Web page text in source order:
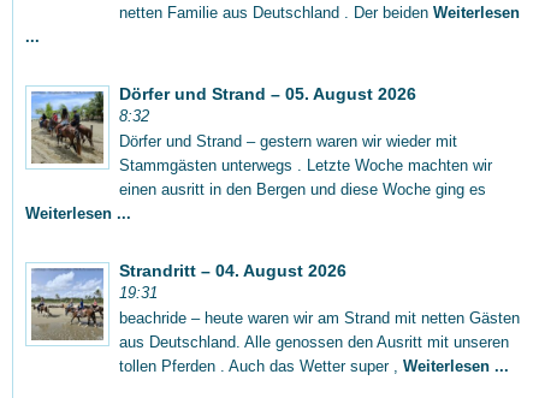
netten Familie aus Deutschland . Der beiden Weiterlesen
...
Dörfer und Strand – 05. August 2026
8:32
Dörfer und Strand – gestern waren wir wieder mit
Stammgästen unterwegs . Letzte Woche machten wir
einen ausritt in den Bergen und diese Woche ging es
Weiterlesen ...
Strandritt – 04. August 2026
19:31
beachride – heute waren wir am Strand mit netten Gästen
aus Deutschland. Alle genossen den Ausritt mit unseren
tollen Pferden . Auch das Wetter super , Weiterlesen ...